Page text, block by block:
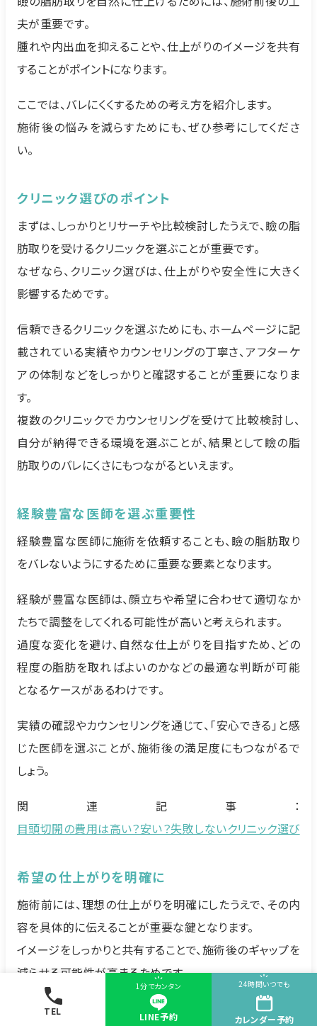
TEL
1分でカンタン
LINE予約
24時間いつでも
カレンダー予約
夫が重要です。
腫れや内出血を抑えることや、仕上がりのイメージを共有
することがポイントになります。
ここでは、バレにくくするための考え方を紹介します。
施術後の悩みを減らすためにも、ぜひ参考にしてくださ
い。
クリニック選びのポイント
まずは、しっかりとリサーチや比較検討したうえで、瞼の脂
肪取りを受けるクリニックを選ぶことが重要です。
なぜなら、クリニック選びは、仕上がりや安全性に大きく
影響するためです。
信頼できるクリニックを選ぶためにも、ホームページに記
載されている実績やカウンセリングの丁寧さ、アフターケ
アの体制などをしっかりと確認することが重要になりま
す。
複数のクリニックでカウンセリングを受けて比較検討し、
自分が納得できる環境を選ぶことが、結果として瞼の脂
肪取りのバレにくさにもつながるといえます。
経験豊富な医師を選ぶ重要性
経験豊富な医師に施術を依頼することも、瞼の脂肪取り
をバレないようにするために重要な要素となります。
経験が豊富な医師は、顔立ちや希望に合わせて適切なか
たちで調整をしてくれる可能性が高いと考えられます。
過度な変化を避け、自然な仕上がりを目指すため、どの
程度の脂肪を取ればよいのかなどの最適な判断が可能
となるケースがあるわけです。
実績の確認やカウンセリングを通じて、「安心できる」と感
じた医師を選ぶことが、施術後の満足度にもつながるで
しょう。
関連記事：
目頭切開の費用は高い？安い？失敗しないクリニック選び
希望の仕上がりを明確に
施術前には、理想の仕上がりを明確にしたうえで、その内
容を具体的に伝えることが重要な鍵となります。
イメージをしっかりと共有することで、施術後のギャップを
減らせる可能性が高まるためです。
医師とのすり合わせがうまくできていない場合、希望通り